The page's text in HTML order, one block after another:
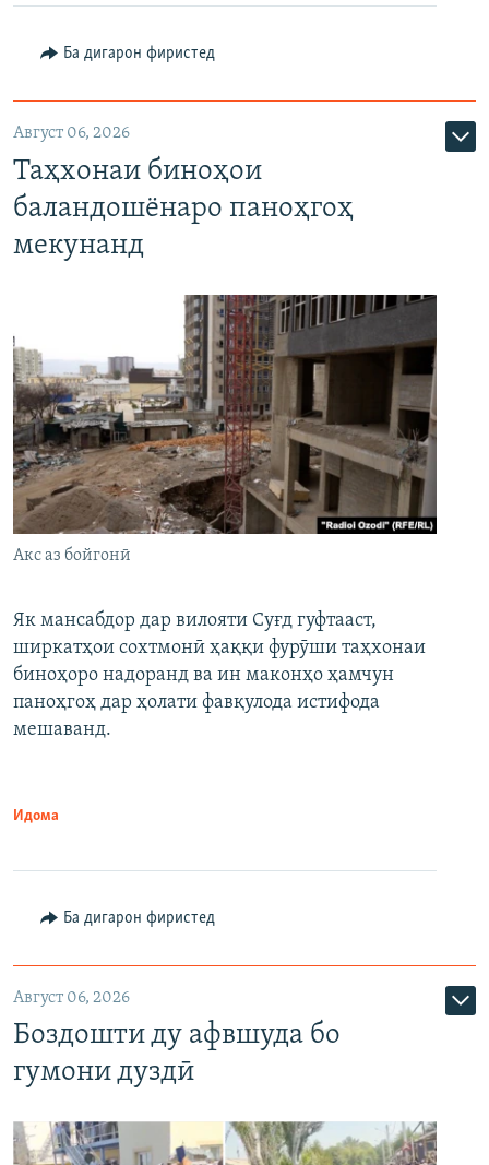
Ба дигарон фиристед
Август 06, 2026
Таҳхонаи биноҳои
баландошёнаро паноҳгоҳ
мекунанд
Акс аз бойгонӣ
Як мансабдор дар вилояти Суғд гуфтааст,
ширкатҳои сохтмонӣ ҳаққи фурӯши таҳхонаи
биноҳоро надоранд ва ин маконҳо ҳамчун
паноҳгоҳ дар ҳолати фавқулода истифода
мешаванд.
Идома
Ба дигарон фиристед
Август 06, 2026
Боздошти ду афвшуда бо
гумони дуздӣ